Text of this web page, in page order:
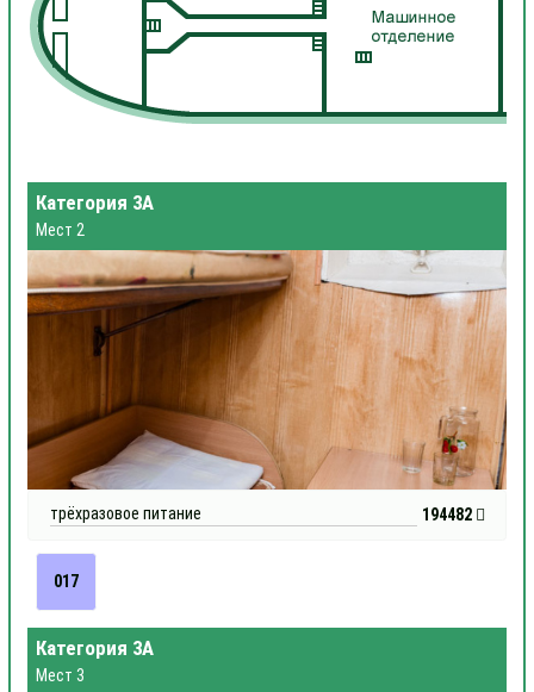
Категория 3А
Мест 2
трёхразовое питание 194482
017
Категория 3А
Мест 3